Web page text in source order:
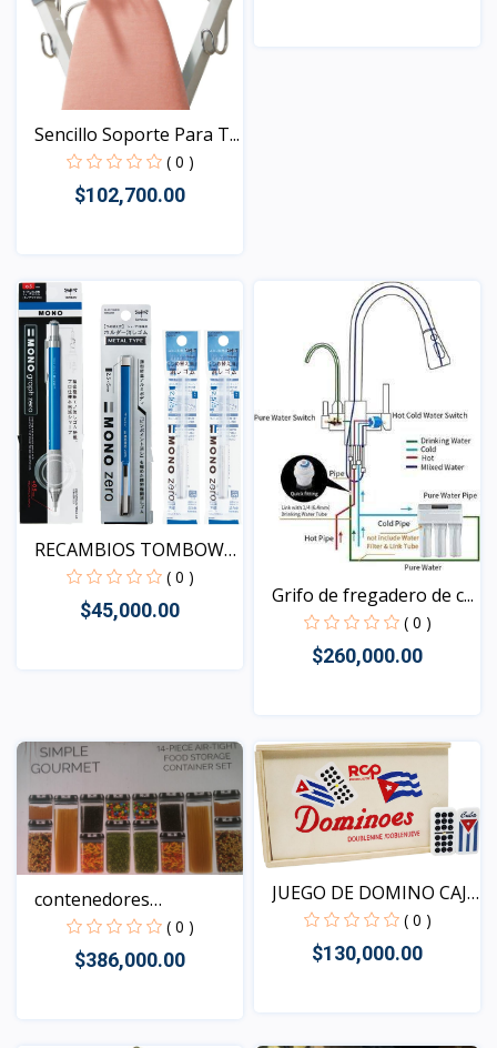
Sencillo Soporte Para T...
( 0 )
$102,700.00
RECAMBIOS TOMBOW
MONO Z...
( 0 )
$45,000.00
Grifo de fregadero de c...
( 0 )
$260,000.00
Vista
contenedores
hermeticos...
( 0 )
$386,000.00
JUEGO DE DOMINO CAJA
DE...
( 0 )
$130,000.00